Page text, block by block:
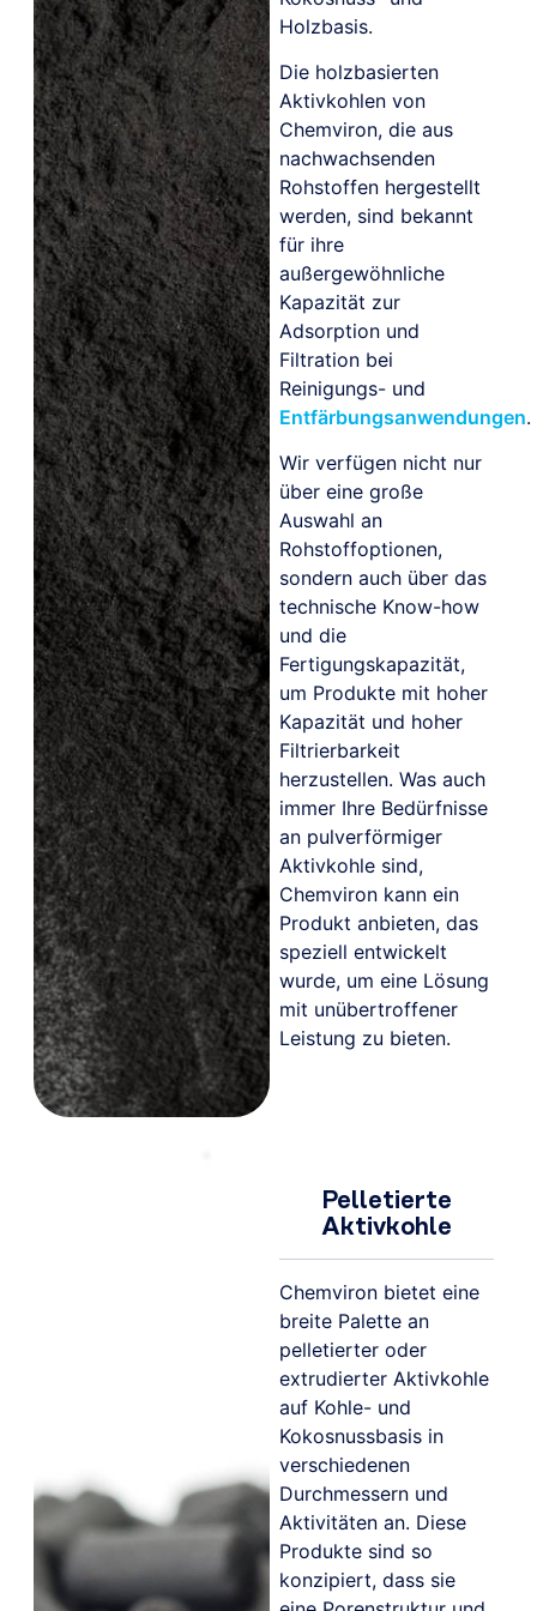
Holzbasis.
Die holzbasierten
Aktivkohlen von
Chemviron, die aus
nachwachsenden
Rohstoffen hergestellt
werden, sind bekannt
für ihre
außergewöhnliche
Kapazität zur
Adsorption und
Filtration bei
Reinigungs- und
Entfärbungsanwendungen.
Wir verfügen nicht nur
über eine große
Auswahl an
Rohstoffoptionen,
sondern auch über das
technische Know-how
und die
Fertigungskapazität,
um Produkte mit hoher
Kapazität und hoher
Filtrierbarkeit
herzustellen. Was auch
immer Ihre Bedürfnisse
an pulverförmiger
Aktivkohle sind,
Chemviron kann ein
Produkt anbieten, das
speziell entwickelt
wurde, um eine Lösung
mit unübertroffener
Leistung zu bieten.
Pelletierte
Aktivkohle
Chemviron bietet eine
breite Palette an
pelletierter oder
extrudierter Aktivkohle
auf Kohle- und
Kokosnussbasis in
verschiedenen
Durchmessern und
Aktivitäten an. Diese
Produkte sind so
konzipiert, dass sie